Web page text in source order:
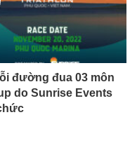
đường đua 03 môn
do Sunrise Events